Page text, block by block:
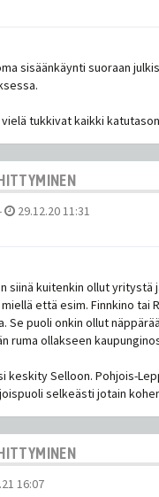
sisäänkäynti suoraan
tukkivat kaikki
29.12.20 11:31
siinä kuitenkin ollut
että esim. Finnkino
Se puoli onkin ollut
ruma ollakseen
keskity Selloon. Pohjois-
selkeästi jotain
16:07